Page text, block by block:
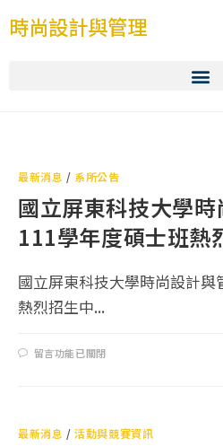
時尚設計與管理
最新消息 / 系所公告
國立屏東科技大學
111學年度碩士班熱
國立屏東科技大學時尚設計與
熱烈招生中...
留言功能已關閉
最新消息 /活動與競賽資訊